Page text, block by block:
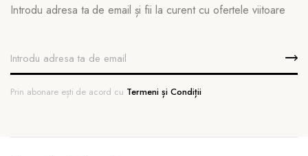
Introdu adresa ta de email și fii la curent cu ofertele viitoare
Prin abonare ești de acord cu Termeni și Condiții